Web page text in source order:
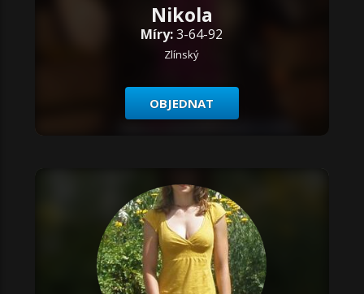
Nikola
Míry:3-64-92
Zlínský
OBJEDNAT